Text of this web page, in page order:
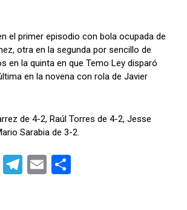
el primer episodio con bola ocupada de
otra en la segunda por sencillo de
en la quinta en que Temo Ley disparó
en la novena con rola de Javier
de 4-2, Raúl Torres de 4-2, Jesse
Sarabia de 3-2.
X
T
E